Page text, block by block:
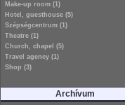
Make-up room (1)
Hotel, guesthouse (5)
Szépségcentrum (1)
Theatre (1)
Church, chapel (5)
Travel agency (1)
Shop (3)
Archívum